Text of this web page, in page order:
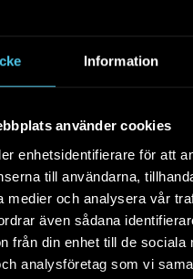
Information
använder cookies
enhetsidentifierare för att
till användarna,
medier och analysera vår
även sådana
från din enhet till de sociala
analysföretag som vi
Rapporter Skola